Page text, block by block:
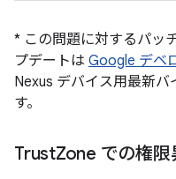
* この問題に対するパッ
プデートは Google デベ
Nexus デバイス用最新
す。
TrustZone での権限